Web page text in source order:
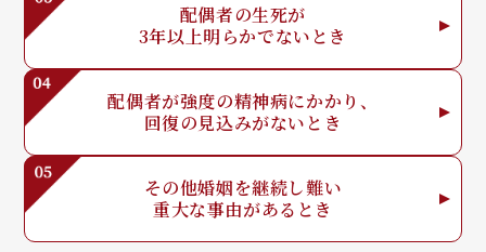
配偶者の生死が
3年以上明らかでないとき
配偶者が強度の精神病にかかり、
回復の見込みがないとき
その他婚姻を継続し難い
重大な事由があるとき